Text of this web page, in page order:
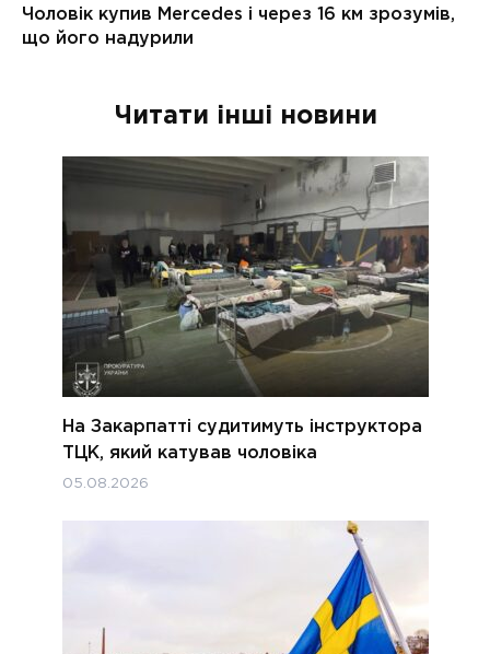
Читати інші новини
На Закарпатті судитимуть інструктора
ТЦК, який катував чоловіка
05.08.2026